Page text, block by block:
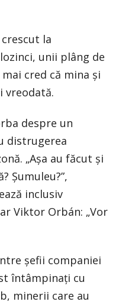
la
unii plâng de
cred că mina și
vreodată.
despre un
distrugerea
„Așa au făcut și
Șumuleu?”,
inclusiv
Viktor Orbán: „Vor
șefii companiei
întâmpinați cu
minerii care au